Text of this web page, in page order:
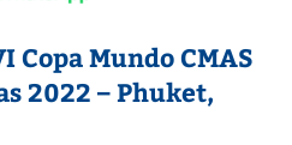
Copa Mundo CMAS
2022 – Phuket,